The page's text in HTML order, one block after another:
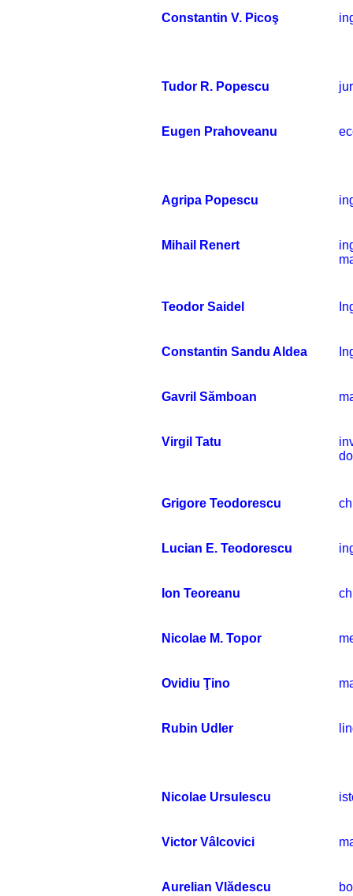
Constantin V. Picoş
Tudor R. Popescu
Eugen Prahoveanu
Agripa Popescu
Mihail Renert
Teodor Saidel
Constantin Sandu Aldea
Gavril Sămboan
Virgil Tatu
Grigore Teodorescu
Lucian E. Teodorescu
Ion Teoreanu
Nicolae M. Topor
Ovidiu Ţino
Rubin Udler
Nicolae Ursulescu
Victor Vâlcovici
Aurelian Vlădescu